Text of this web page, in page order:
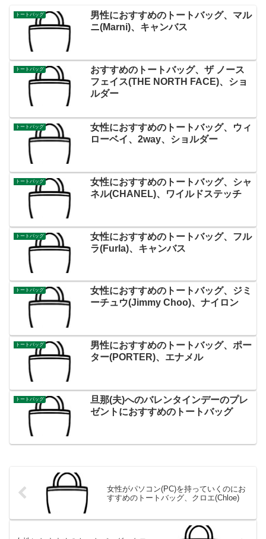
トートバッグ
男性におすすめのトートバッグ、マル
ニ(Marni)、キャンバス
トートバッグ
おすすめのトートバッグ、ザ ノース
フェイス(THE NORTH FACE)、ショ
ルダー
トートバッグ
女性におすすめのトートバッグ、ウィ
ローベイ、2way、ショルダー
トートバッグ
女性におすすめのトートバッグ、シャ
ネル(CHANEL)、ワイルドステッチ
トートバッグ
女性におすすめのトートバッグ、フル
ラ(Furla)、キャンバス
トートバッグ
女性におすすめのトートバッグ、ジミ
ーチュウ(Jimmy Choo)、ナイロン
トートバッグ
男性におすすめのトートバッグ、ポー
ター(PORTER)、エナメル
トートバッグ
旦那(夫)へのバレンタインデーのプレ
ゼントにおすすめのトートバッグ
女性がパソコン(PC)を持っていくのにお
すすめのトートバッグ、クロエ(Chloe)